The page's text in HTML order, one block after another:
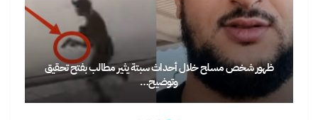
ظهور شخص مسلح خلال أحداث سبتة يثير مطالب بفتح تحقيق
وتوضيح…